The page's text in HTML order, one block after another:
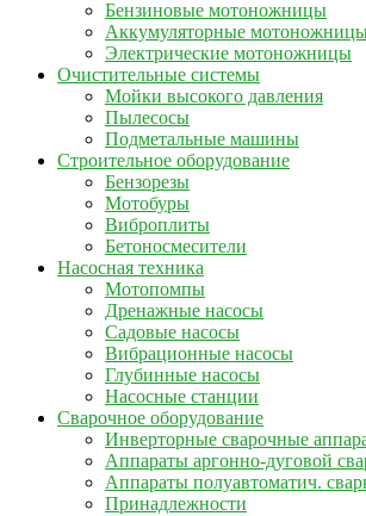
Бензиновые мотоножницы
Аккумуляторные
Электрические мотоножницы
Очистительные системы
Мойки высокого давления
Пылесосы
Подметальные машины
Строительное оборудование
Бензорезы
Мотобуры
Виброплиты
Бетоносмесители
Насосная техника
Мотопомпы
Дренажные насосы
Садовые насосы
Вибрационные насосы
Глубинные насосы
Насосные станции
Сварочное оборудование
Инверторные сварочные
Аппараты аргонно-дуговой
Аппараты полуавтоматич.
Принадлежности